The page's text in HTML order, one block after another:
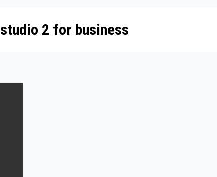
2 for business